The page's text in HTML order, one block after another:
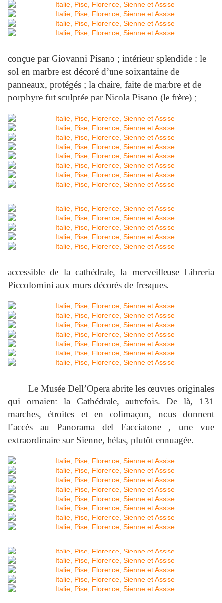
conçue par Giovanni Pisano ; intérieur splendide : le
sol en marbre est décoré d’une soixantaine de
panneaux, protégés ; la chaire, faite de marbre et de
porphyre fut sculptée par Nicola Pisano (le frère) ;
accessible de la cathédrale, la merveilleuse Libreria
Piccolomini aux murs décorés de fresques.
Le Musée Dell’Opera abrite les œuvres originales
qui ornaient la Cathédrale, autrefois. De là, 131
marches, étroites et en colimaçon, nous donnent
l’accès au Panorama del Facciatone , une vue
extraordinaire sur Sienne, hélas, plutôt ennuagée.